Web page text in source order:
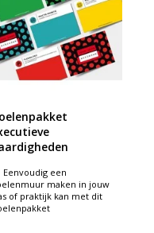
Eenvoudig een
maken in jouw
of praktijk kan met dit